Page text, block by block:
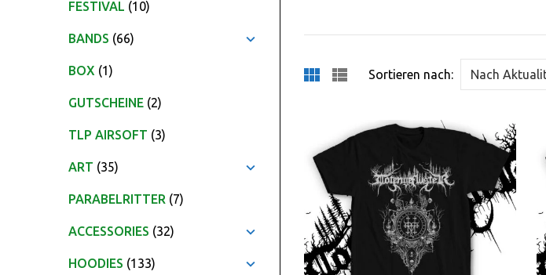
FESTIVAL (10)
BANDS (66)
BOX (1)
GUTSCHEINE (2)
TLP AIRSOFT (3)
ART (35)
PARABELRITTER (7)
ACCESSORIES (32)
HOODIES (133)
Sortieren nach: